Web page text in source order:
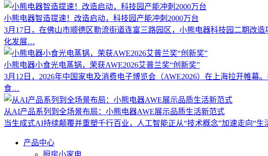
小熊电器智造提速！改造启动，科技园产能冲刺2000万台
3月17日，在佛山市顺德区勒流街道连富三路园区，小熊电器科技园二期改
化发展…
小熊电器小食光电蒸锅，荣获AWE2026艾普兰奖“创新奖”
3月12日，2026年中国家电及消费电子博览会（AWE2026）在上海拉开帷
食…
从AI产品系列到全场景布局：小熊电器AWE展示品质生活新范式
当生成式AI持续颠覆并重塑千行百业，人工智能正从“技术概念”加速走向“
产品中心
厨房小家电